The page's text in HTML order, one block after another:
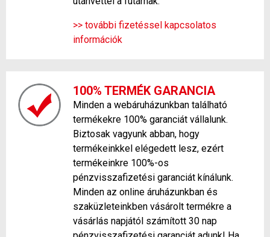
>> további fizetéssel kapcsolatos
információk
100% TERMÉK GARANCIA
Minden a webáruházunkban található
termékekre 100% garanciát vállalunk.
Biztosak vagyunk abban, hogy
termékeinkkel elégedett lesz, ezért
termékeinkre 100%-os
pénzvisszafizetési garanciát kínálunk.
Minden az online áruházunkban és
szaküzleteinkben vásárolt termékre a
vásárlás napjától számított 30 nap